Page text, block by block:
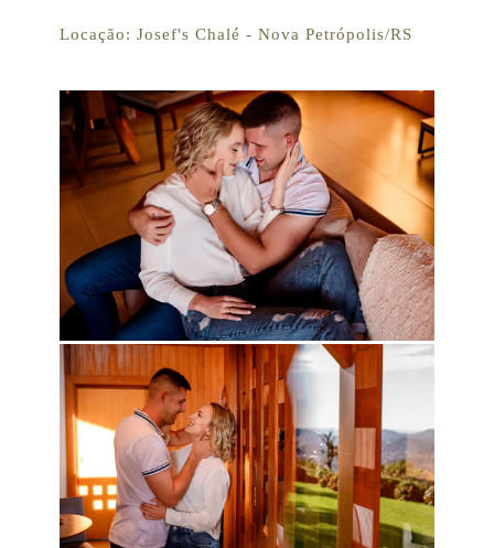
Locação: Josef's Chalé - Nova Petrópolis/RS